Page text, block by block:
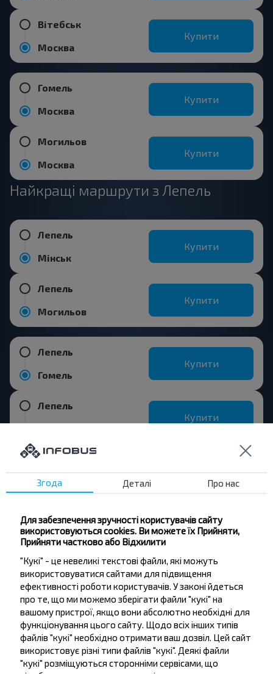
Вітебськ
Москва
Купити
Гомель
Москва
Купити
Могильов
Москва
Купити
Найкращі маршрути з Лепель
Лепель
Мінськ
Купити
Лепель
Могильов
Купити
Лепель
Гомель
Купити
Лепель
Купити
подорожувати
дешевше?
Не пропусти акції, знижки та спеціальні
пропозиції, INFOBUS. Підпишись на розсилку та
подорожуй з нами дешевше!
Згода Деталі Про нас
Для забезпечення зручності користувачів сайту
використовуються cookies. Ви можете їх Прийняти,
Прийняти частково або Відхилити
"Кукі" - це невеликі текстові файли, які можуть
використовуватися сайтами для підвищення
ефективності роботи користувачів. У законі йдеться
про те, що ми можемо зберігати файли "кукі" на
вашому пристрої, якщо вони абсолютно необхідні для
функціонування цього сайту. Щодо всіх інших типів
файлів "кукі" необхідно отримати ваш дозвіл. Цей сайт
використовує різні типи файлів "кукі". Деякі файли
"кукі" розміщуються сторонніми сервісами, що